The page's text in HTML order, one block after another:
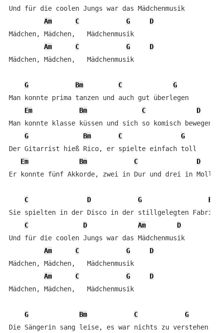
Und für die coolen Jungs war das Mädchenmusik
Am
C G
D
Mädchen, Mädchen,   Mädchenmusik
Am
C G
D
Mädchen, Mädchen,   Mädchenmusik
G Bm C
G
Man konnte prima tanzen und auch gut überlegen
Em
Bm C
D
Man konnte klasse küssen und sich so komisch bewegen
G
Bm C
G
Der Gitarrist hieß Rico, er spielte einfach toll
Em
Bm C
D
Er konnte fünf Akkorde, zwei in Dur und drei in Moll
C D G
Em
Sie spielten in der Disco in der stillgelegten Fabrik
C
D Am
D
Und für die coolen Jungs war das Mädchenmusik
Am
C G
D
Mädchen, Mädchen,   Mädchenmusik
Am
C G
D
Mädchen, Mädchen,   Mädchenmusik
G Bm C
G
Die Sängerin sang leise, es war nichts zu verstehen